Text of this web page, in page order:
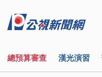
總預算審查 漢光演習